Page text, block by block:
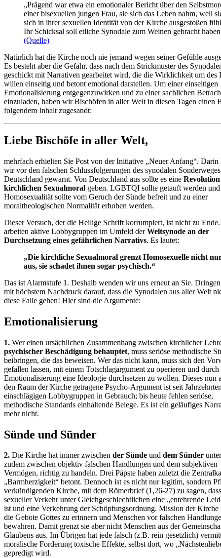
„Prägend war etwa ein emotionaler Bericht über den
einer bisexuellen jungen Frau, sie sich das Leben nahm, weil
sich in ihrer sexuellen Identität von der Kirche ausgestoßen
Ihr Schicksal soll etliche Synodale zum Weinen gebracht
(Quelle)
Natürlich hat die Kirche noch nie jemand wegen seiner Gefühle
Es besteht aber die Gefahr, dass nach dem Strickmuster des
geschickt mit Narrativen gearbeitet wird, die die Wirklichkeit um des
willen einseitig und betont emotional darstellen. Um einer einseitigen
Emotionalisierung entgegenzuwirken und zu einer sachlichen
einzuladen, haben wir Bischöfen in aller Welt in diesen Tagen einen
folgendem Inhalt zugesandt:
Liebe Bischöfe in aller Welt,
mehrfach erhielten Sie Post von der Initiative „Neuer Anfang“. Darin
wir vor den falschen Schlussfolgerungen des synodalen
Deutschland gewarnt. Von Deutschland aus sollte es eine
kirchlichen Sexualmoral geben. LGBTQI sollte getauft werden und
Homosexualität sollte vom Geruch der Sünde befreit und zu einer
moraltheologischen Normalität erhoben werden.
Dieser Versuch, der die Heilige Schrift korrumpiert, ist nicht zu Ende.
arbeiten aktive Lobbygruppen im Umfeld derWeltsynode an der
Durchsetzung eines gefährlichen Narrativs. Es lautet:
„Die kirchliche Sexualmoral grenzt Homosexuelle nicht
aus, sie schadet ihnen sogar psychisch.“
Das ist Alarmstufe 1. Deshalb wenden wir uns erneut an Sie.
mit höchstem Nachdruck darauf, dass die Synodalen aus aller Welt
diese Falle gehen! Hier sind die Argumente:
Emotionalisierung
1. Wer einen ursächlichen Zusammenhang zwischen kirchlicher
psychischer Beschädigung behauptet, muss seriöse methodische
beibringen, die das beweisen. Wer das nicht kann, muss sich den
gefallen lassen, mit einem Totschlagargument zu operieren und durch
Emotionalisierung eine Ideologie durchsetzen zu wollen. Dieses nun
den Raum der Kirche getragene Psycho-Argument ist seit
einschlägigen Lobbygruppen in Gebrauch; bis heute fehlen seriöse,
methodische Standards einhaltende Belege. Es ist ein geläufiges
mehr nicht.
Sünde und Sünder
2. Die Kirche hat immer zwischen der Sünde und dem Sünder
zudem zwischen objektiv falschen Handlungen und dem subjektiven
Vermögen, richtig zu handeln. Drei Päpste haben zuletzt die
„Barmherzigkeit“ betont. Dennoch ist es nicht nur legitim, sondern
verkündigenden Kirche, mit dem Römerbrief (1,26-27) zu sagen, dass
sexueller Verkehr unter Gleichgeschlechtlichen eine „entehrende
ist und eine Verkehrung der Schöpfungsordnung. Mission der Kirche
die Gebote Gottes zu erinnern und Menschen vor falschen
bewahren. Damit grenzt sie aber nicht Menschen aus der
Glaubens aus. Im Übrigen hat jede falsch (z.B. rein gesetzlich)
moralische Forderung toxische Effekte, selbst dort, wo
gepredigt wird.